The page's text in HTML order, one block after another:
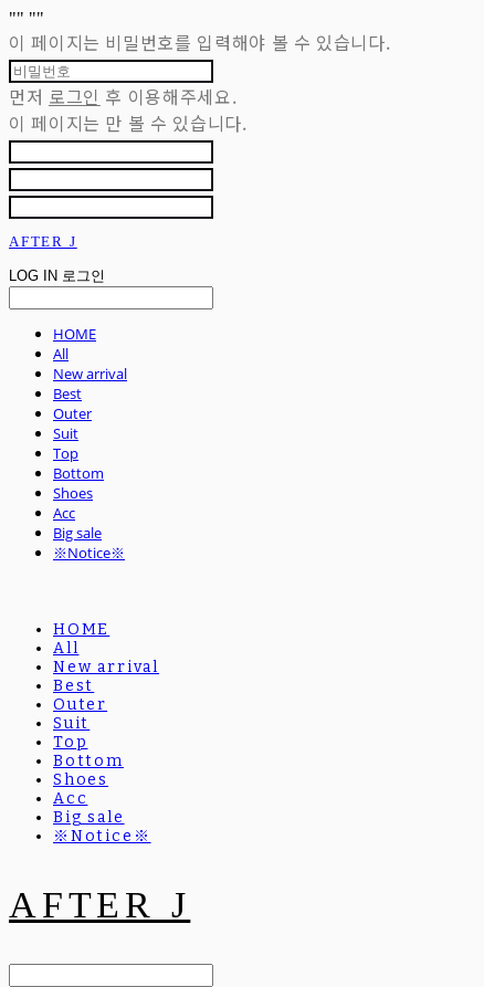
"" ""
이 페이지는 비밀번호를 입력해야 볼 수 있습니다.
먼저 로그인 후 이용해주세요.
이 페이지는 만 볼 수 있습니다.
AFTER J
LOG IN 로그인
HOME
All
New arrival
Best
Outer
Suit
Top
Bottom
Shoes
Acc
Big sale
※Notice※
HOME
All
New arrival
Best
Outer
Suit
Top
Bottom
Shoes
Acc
Big sale
※Notice※
AFTER J